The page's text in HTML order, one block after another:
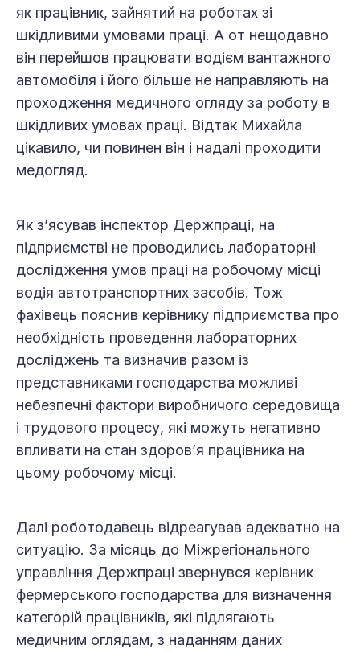
як працівник, зайнятий на роботах зі
шкідливими умовами праці. А от нещодавно
він перейшов працювати водієм вантажного
автомобіля і його більше не направляють на
проходження медичного огляду за роботу в
шкідливих умовах праці. Відтак Михайла
цікавило, чи повинен він і надалі проходити
медогляд.
Як з’ясував інспектор Держпраці, на
підприємстві не проводились лабораторні
дослідження умов праці на робочому місці
водія автотранспортних засобів. Тож
фахівець пояснив керівнику підприємства про
необхідність проведення лабораторних
досліджень та визначив разом із
представниками господарства можливі
небезпечні фактори виробничого середовища
і трудового процесу, які можуть негативно
впливати на стан здоров’я працівника на
цьому робочому місці.
Далі роботодавець відреагував адекватно на
ситуацію. За місяць до Міжрегіонального
управління Держпраці звернувся керівник
фермерського господарства для визначення
категорій працівників, які підлягають
медичним оглядам, з наданням даних